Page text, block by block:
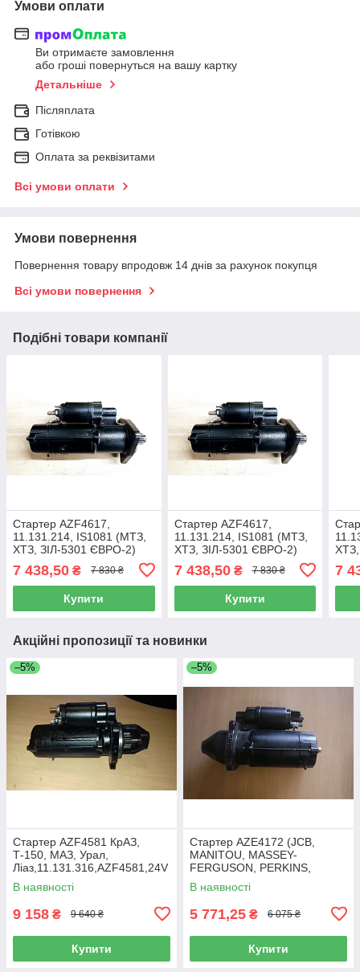
Умови оплати
Ви отримаєте замовлення
або гроші повернуться на вашу картку
Детальніше
Післяплата
Готівкою
Оплата за реквізитами
Всі умови оплати
Умови повернення
Повернення товару впродовж 14 днів за рахунок покупця
Всі умови повернення
Подібні товари компанії
Стартер AZF4617,
11.131.214, IS1081 (МТЗ,
ХТЗ, ЗІЛ-5301 ЄВРО-2)
7 438,50 ₴ 7 830 ₴
Купити
Стартер AZF4617,
11.131.214, IS1081 (МТЗ,
ХТЗ, ЗІЛ-5301 ЄВРО-2)
7 438,50₴ 7 830 ₴
Купити
7
Акційні пропозиції та новинки
–5%
Стартер AZF4581 КрАЗ,
Т-150, МАЗ, Урал,
Ліаз,11.131.316,AZF4581,24V
-5.5 kW-10t
В наявності
9 158 ₴ 9 640 ₴
Купити
–5%
Стартер AZE4172 (JCB,
MANITOU, MASSEY-
FERGUSON, PERKINS,
SAMPO)
В наявності
5 771,25 ₴ 6 075 ₴
Купити